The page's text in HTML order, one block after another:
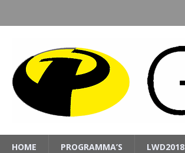
HOME PROGRAMMA’S LWD2018